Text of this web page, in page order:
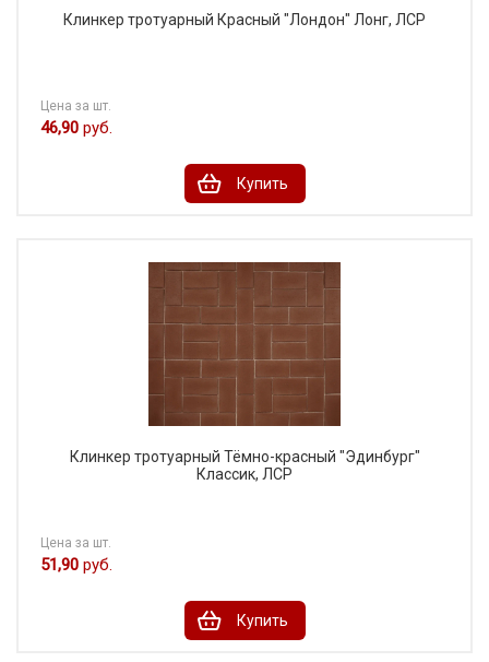
Клинкер тротуарный Красный "Лондон" Лонг, ЛСР
Цена за шт.
46,90 руб.
Купить
Клинкер тротуарный Тёмно-красный "Эдинбург"
Классик, ЛСР
Цена за шт.
51,90 руб.
Купить